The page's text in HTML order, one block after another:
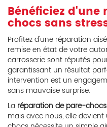
Bénéficiez
chocs sans
Profitez d'une réparation
remise en état de votre
carrosserie sont réputés
garantissant un résultat
intervention est un
sans mauvaise surprise.
La réparation de pare-
mais avec nous, elle